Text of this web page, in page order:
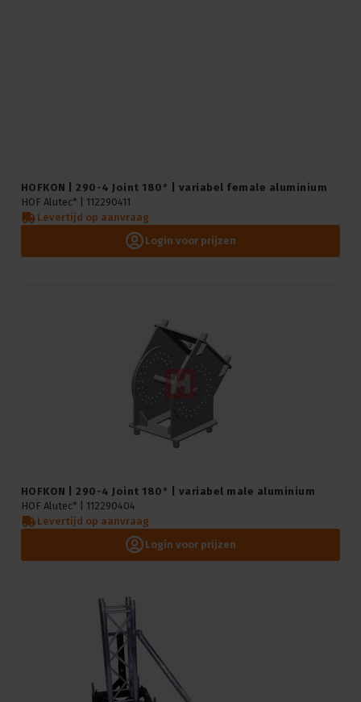
HOFKON | 290-4 Joint 180° | variabel female aluminium
HOF Alutec* | 112290411
Levertijd op aanvraag
Login voor prijzen
HOFKON | 290-4 Joint 180° | variabel male aluminium
HOF Alutec* | 112290404
Levertijd op aanvraag
Login voor prijzen